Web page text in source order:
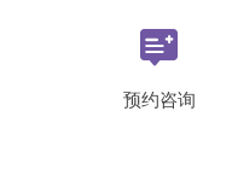

预约咨询